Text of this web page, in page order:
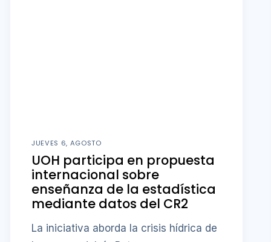
JUEVES 6, AGOSTO
UOH participa en propuesta
internacional sobre
enseñanza de la estadística
mediante datos del CR2
La iniciativa aborda la crisis hídrica de